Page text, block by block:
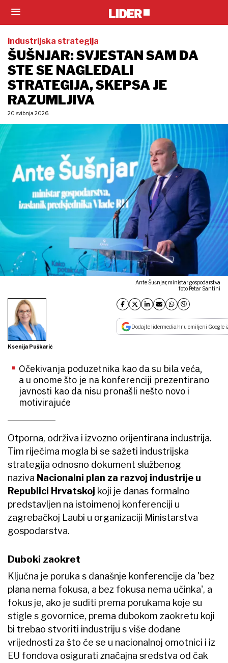
industrijska strategija
ŠUŠNJAR: SVJESTAN SAM DA
STE SE NAGLEDALI
STRATEGIJA, SKEPSA JE
RAZUMLJIVA
20. svibnja 2026.
Ante Šušnjar, ministar gospodarstva
foto Petar Santini
Ksenija Puškarić
Dodajte lidermedia.hr u omiljeni Google
Očekivanja poduzetnika kao da su bila veća,
a u onome što je na konferenciji prezentirano
javnosti kao da nisu pronašli nešto novo i
motivirajuće
Otporna, održiva i izvozno orijentirana industrija.
Tim riječima mogla bi se sažeti industrijska
strategija odnosno dokument službenog
naziva Nacionalni plan za razvoj industrije u
Republici Hrvatskoj koji je danas formalno
predstavljen na istoimenoj konferenciji u
zagrebačkoj Laubi u organizaciji Ministarstva
gospodarstva.
Duboki zaokret
Ključna je poruka s današnje konferencije da 'bez
plana nema fokusa, a bez fokusa nema učinka', a
fokus je, ako je suditi prema porukama koje su
stigle s govornice, prema dubokom zaokretu koji
bi trebao stvoriti industriju s više dodane
vrijednosti za što će se u nacionalnoj omotnici i iz
EU fondova osigurati značajna sredstva od čak